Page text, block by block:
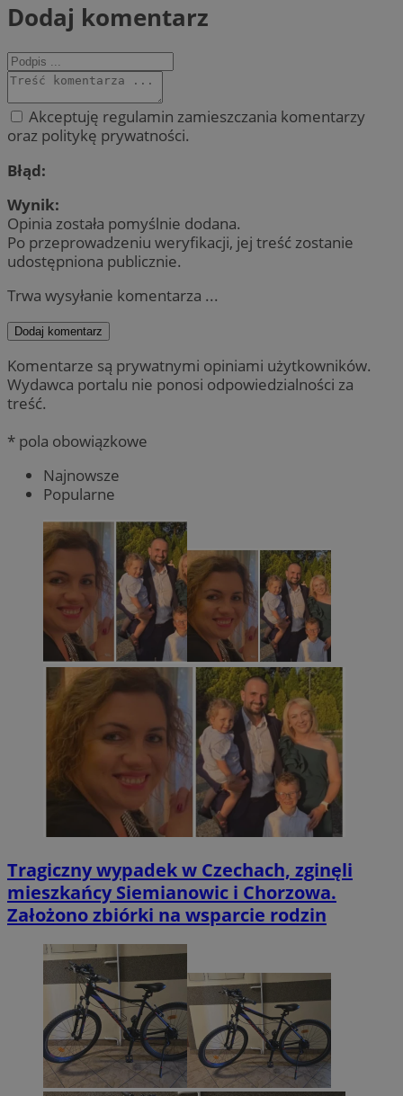
Dodaj komentarz
Akceptuję regulamin zamieszczania komentarzy
oraz politykę prywatności.
Błąd:
Wynik:
Opinia została pomyślnie dodana.
Po przeprowadzeniu weryfikacji, jej treść zostanie
udostępniona publicznie.
Trwa wysyłanie komentarza ...
Dodaj komentarz
Komentarze są prywatnymi opiniami użytkowników.
Wydawca portalu nie ponosi odpowiedzialności za
treść.
* pola obowiązkowe
Najnowsze
Popularne
Tragiczny wypadek w Czechach, zginęli
mieszkańcy Siemianowic i Chorzowa.
Założono zbiórki na wsparcie rodzin